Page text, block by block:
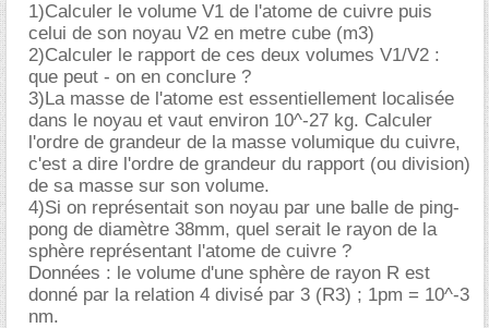
1)Calculer le volume V1 de l'atome de cuivre puis
celui de son noyau V2 en metre cube (m3)
2)Calculer le rapport de ces deux volumes V1/V2 :
que peut - on en conclure ?
3)La masse de l'atome est essentiellement localisée
dans le noyau et vaut environ 10^-27 kg. Calculer
l'ordre de grandeur de la masse volumique du cuivre,
c'est a dire l'ordre de grandeur du rapport (ou division)
de sa masse sur son volume.
4)Si on représentait son noyau par une balle de ping-
pong de diamètre 38mm, quel serait le rayon de la
sphère représentant l'atome de cuivre ?
Données : le volume d'une sphère de rayon R est
donné par la relation 4 divisé par 3 (R3) ; 1pm = 10^-3
nm.